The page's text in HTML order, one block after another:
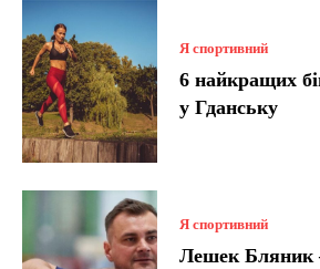
Я спортивний
6 найкращих
у Гданську
Я спортивний
Лешек Бляник